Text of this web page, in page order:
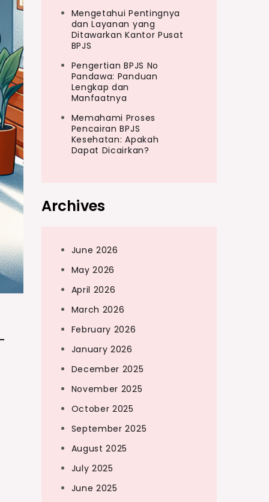
Mengetahui Pentingnya
dan Layanan yang
Ditawarkan Kantor Pusat
BPJS
Pengertian BPJS No
Pandawa: Panduan
Lengkap dan
Manfaatnya
Memahami Proses
Pencairan BPJS
Kesehatan: Apakah
Dapat Dicairkan?
Archives
June 2026
May 2026
April 2026
March 2026
February 2026
January 2026
December 2025
November 2025
October 2025
September 2025
August 2025
July 2025
June 2025